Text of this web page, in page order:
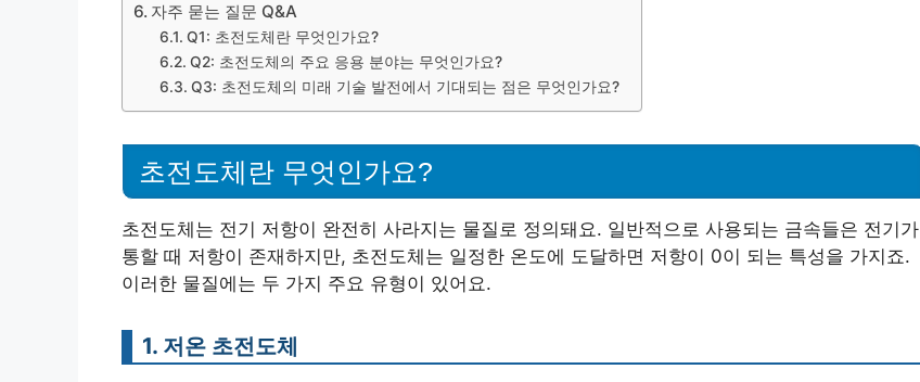
자주 묻는 질문 Q&A
Q1: 초전도체란 무엇인가요?
Q2: 초전도체의 주요 응용 분야는 무엇인가요?
Q3: 초전도체의 미래 기술 발전에서 기대되는 점은 무엇인가요?
초전도체란 무엇인가요?
초전도체는 전기 저항이 완전히 사라지는 물질로 정의돼요. 일반적으로 사용되는 금속들은 전기가
통할 때 저항이 존재하지만, 초전도체는 일정한 온도에 도달하면 저항이 0이 되는 특성을 가지죠.
이러한 물질에는 두 가지 주요 유형이 있어요.
1. 저온 초전도체